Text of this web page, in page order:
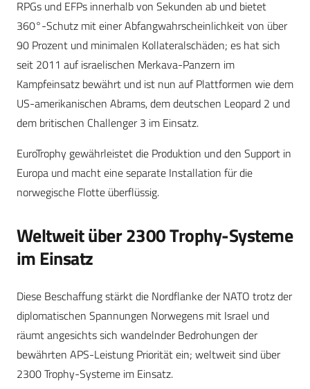
RPGs und EFPs innerhalb von Sekunden ab und bietet
360°-Schutz mit einer Abfangwahrscheinlichkeit von über
90 Prozent und minimalen Kollateralschäden; es hat sich
seit 2011 auf israelischen Merkava-Panzern im
Kampfeinsatz bewährt und ist nun auf Plattformen wie dem
US-amerikanischen Abrams, dem deutschen Leopard 2 und
dem britischen Challenger 3 im Einsatz.
EuroTrophy gewährleistet die Produktion und den Support in
Europa und macht eine separate Installation für die
norwegische Flotte überflüssig.
Weltweit über 2300 Trophy-Systeme
im Einsatz
Diese Beschaffung stärkt die Nordflanke der NATO trotz der
diplomatischen Spannungen Norwegens mit Israel und
räumt angesichts sich wandelnder Bedrohungen der
bewährten APS-Leistung Priorität ein; weltweit sind über
2300 Trophy-Systeme im Einsatz.